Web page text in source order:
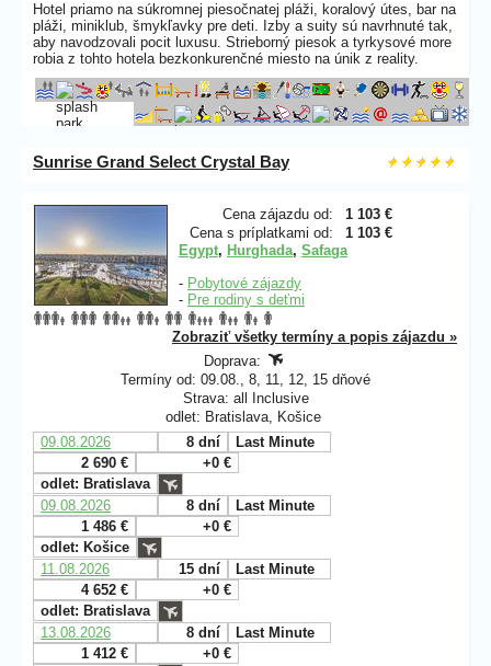
Hotel priamo na súkromnej piesočnatej pláži, koralový útes, bar na
pláži, miniklub, šmykľavky pre deti. Izby a suity sú navrhnuté tak,
aby navodzovali pocit luxusu. Strieborný piesok a tyrkysové more
robia z tohto hotela bezkonkurenčné miesto na únik z reality.
Sunrise Grand Select Crystal Bay
Cena zájazdu od:
1 103 €
Cena s príplatkami od:
1 103 €
Egypt, Hurghada, Safaga
- Pobytové zájazdy
- Pre rodiny s deťmi
Zobraziť všetky termíny a popis zájazdu »
Doprava:
Termíny od: 09.08., 8, 11, 12, 15 dňové
Strava: all Inclusive
odlet: Bratislava, Košice
09.08.2026
8 dní
Last Minute
2 690 €
+0 €
odlet: Bratislava
09.08.2026
8 dní
Last Minute
1 486 €
+0 €
odlet: Košice
11.08.2026
15 dní
Last Minute
4 652 €
+0 €
odlet: Bratislava
13.08.2026
8 dní
Last Minute
1 412 €
+0 €